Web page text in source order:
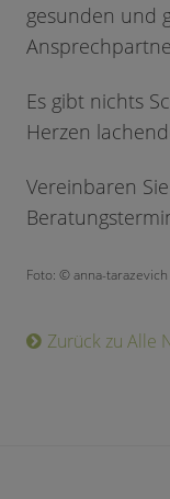
gesunden und
Es gibt nichts
Herzen
Vereinbaren
Foto: © anna-tarazevich
Zurück zu Alle